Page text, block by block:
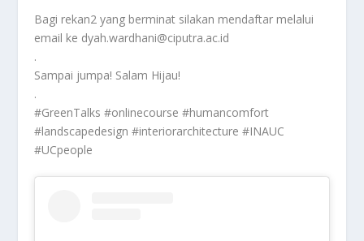
Bagi rekan2 yang berminat silakan mendaftar melalui
email ke dyah.wardhani@ciputra.ac.id
.
Sampai jumpa! Salam Hijau!
.
#GreenTalks #onlinecourse #humancomfort
#landscapedesign #interiorarchitecture #INAUC
#UCpeople